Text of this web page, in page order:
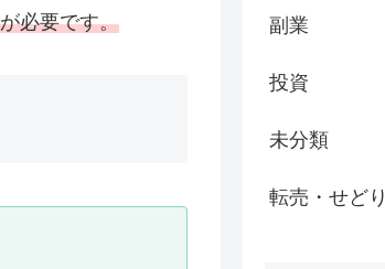
必要です。 副業
投資
未分類
転売・せどり